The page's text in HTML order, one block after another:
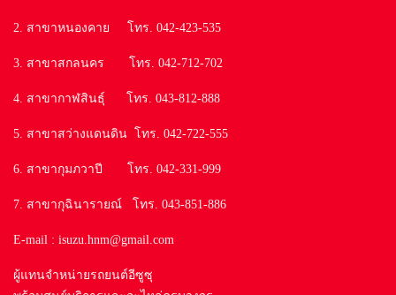
2. สาขาหนองคาย โทร. 042-423-535
3. สาขาสกลนคร โทร. 042-712-702
4. สาขากาฬสินธุ์ โทร. 043-812-888
5. สาขาสว่างแดนดิน โทร. 042-722-555
6. สาขากุมภวาปี โทร. 042-331-999
7. สาขากุฉินารายณ์ โทร. 043-851-886
E-mail : isuzu.hnm@gmail.com
ผู้แทนจำหน่ายรถยนต์อีซูซุ